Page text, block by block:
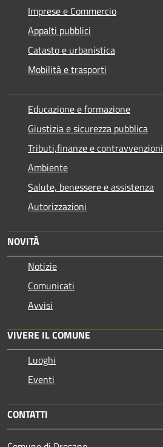
Imprese e Commercio
Appalti pubblici
Catasto e urbanistica
Mobilità e trasporti
Educazione e formazione
Giustizia e sicurezza pubblica
Tributi,finanze e contravvenzioni
Ambiente
Salute, benessere e assistenza
Autorizzazioni
NOVITÀ
Notizie
Comunicati
Avvisi
VIVERE IL COMUNE
Luoghi
Eventi
CONTATTI